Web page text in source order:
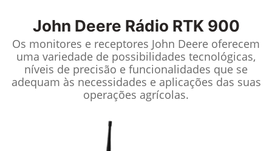
John Deere Rádio RTK 900
Os monitores e receptores John Deere oferecem
uma variedade de possibilidades tecnológicas,
níveis de precisão e funcionalidades que se
adequam às necessidades e aplicações das suas
operações agrícolas.